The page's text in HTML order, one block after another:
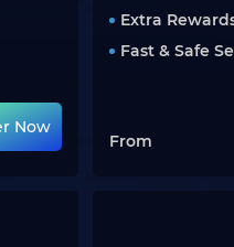
Now
Extra
Fast & Safe
From